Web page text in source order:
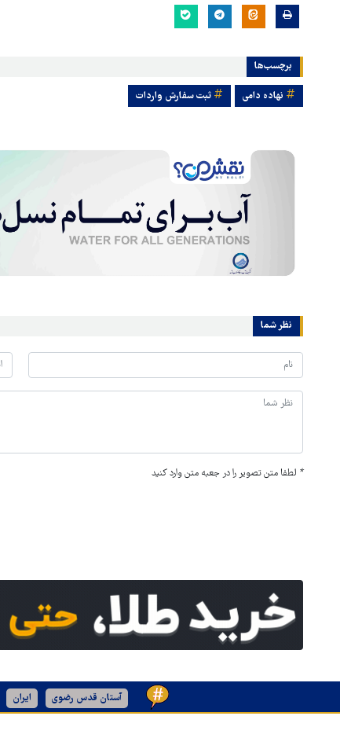
برچسب‌ها
نهاده دامی ثبت سفارش واردات
نظر شما
* لطفا متن تصویر را در جعبه متن وارد کنید
آستان قدس رضوی ایران